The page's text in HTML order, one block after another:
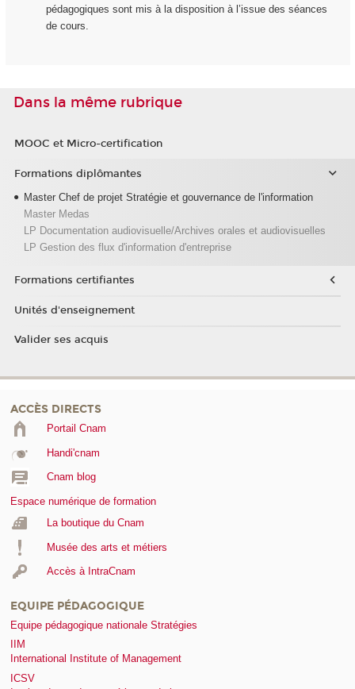
pédagogiques sont mis à la disposition à l’issue des séances
de cours.
Dans la même rubrique
MOOC et Micro-certification
Formations diplômantes
Master Chef de projet Stratégie et gouvernance de l'information
Master Medas
LP Documentation audiovisuelle/Archives orales et audiovisuelles
LP Gestion des flux d'information d'entreprise
Formations certifiantes
Unités d'enseignement
Valider ses acquis
ACCÈS DIRECTS
Portail Cnam
Handi'cnam
Cnam blog
Espace numérique de formation
La boutique du Cnam
Musée des arts et métiers
Accès à IntraCnam
EQUIPE PÉDAGOGIQUE
Equipe pédagogique nationale Stratégies
IIM
International Institute of Management
ICSV